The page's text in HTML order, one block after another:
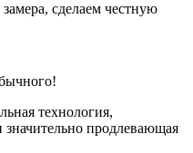
сделаем честную
технология,
продлевающая